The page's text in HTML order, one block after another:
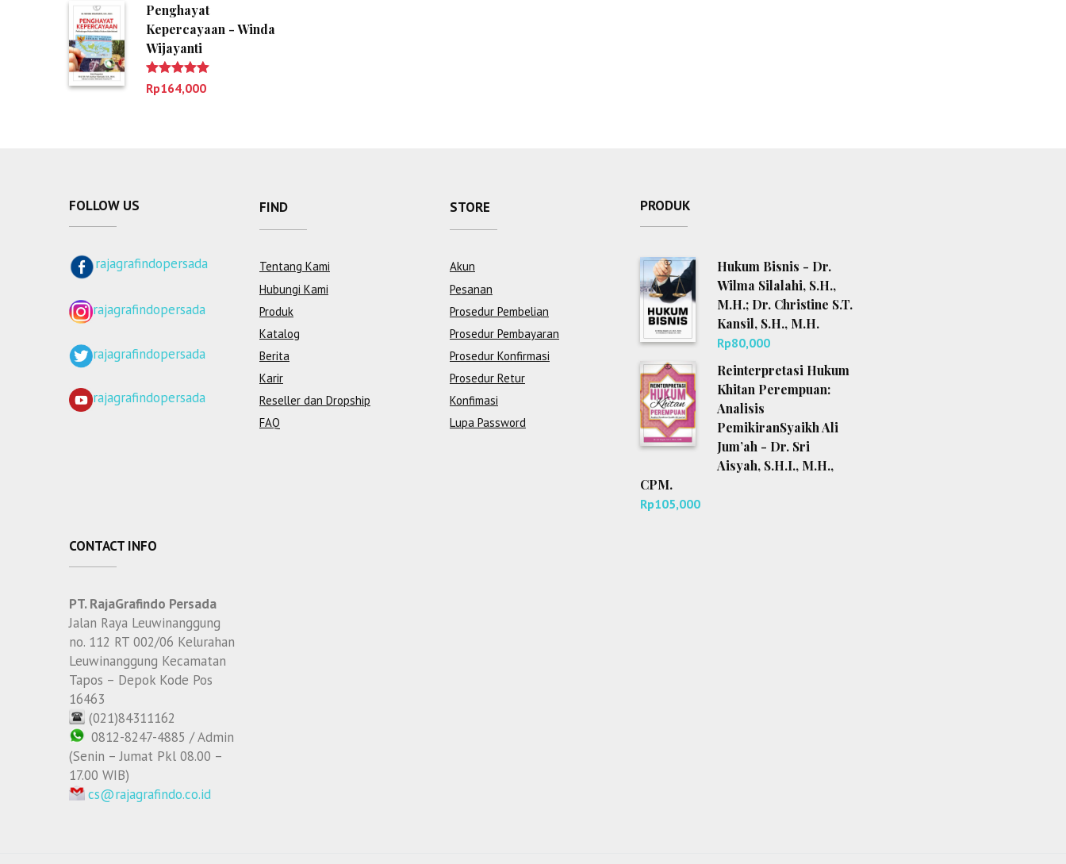
Penghayat
Kepercayaan - Winda
Wijayanti
Dinilai 5.00
dari 5
Rp164,000
FOLLOW US
rajagrafindopersada
rajagrafindopersada
rajagrafindopersada
rajagrafindopersada
FIND
Tentang Kami
Hubungi Kami
Produk
Katalog
Berita
Karir
Reseller dan Dropship
FAQ
STORE
Akun
Pesanan
Prosedur Pembelian
Prosedur Pembayaran
Prosedur Konfirmasi
Prosedur Retur
Konfimasi
Lupa Password
PRODUK
Hukum Bisnis - Dr.
Wilma Silalahi, S.H.,
M.H.; Dr. Christine S.T.
Kansil, S.H., M.H.
Rp80,000
Reinterpretasi Hukum
Khitan Perempuan:
Analisis
PemikiranSyaikh Ali
Jum’ah - Dr. Sri
Aisyah, S.H.I., M.H.,
CPM.
Rp105,000
CONTACT INFO
PT. RajaGrafindo Persada
Jalan Raya Leuwinanggung
no. 112 RT 002/06 Kelurahan
Leuwinanggung Kecamatan
Tapos – Depok Kode Pos
16463
(021)84311162
0812-8247-4885 / Admin
(Senin – Jumat Pkl 08.00 –
17.00 WIB)
cs@rajagrafindo.co.id